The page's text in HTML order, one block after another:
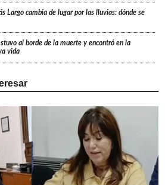
Largo cambia de lugar por las lluvias: dónde se
al borde de la muerte y encontró en la
vida